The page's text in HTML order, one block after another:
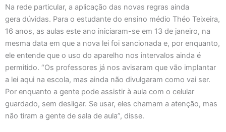
Na rede particular, a aplicação das novas regras ainda
gera dúvidas. Para o estudante do ensino médio Théo Teixeira,
16 anos, as aulas este ano iniciaram-se em 13 de janeiro, na
mesma data em que a nova lei foi sancionada e, por enquanto,
ele entende que o uso do aparelho nos intervalos ainda é
permitido. “Os professores já nos avisaram que vão implantar
a lei aqui na escola, mas ainda não divulgaram como vai ser.
Por enquanto a gente pode assistir à aula com o celular
guardado, sem desligar. Se usar, eles chamam a atenção, mas
não tiram a gente de sala de aula”, disse.